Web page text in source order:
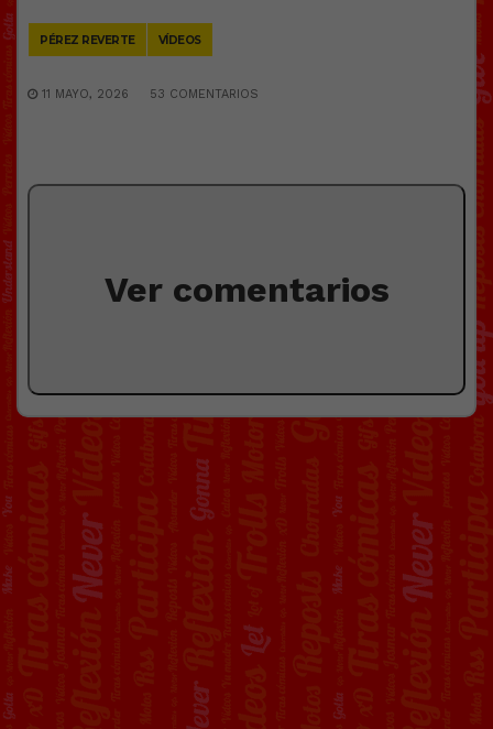
PÉREZ REVERTE VÍDEOS
11 MAYO, 2026 53 COMENTARIOS
Ver comentarios